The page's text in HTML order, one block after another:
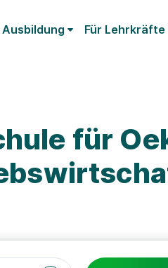
Ausbildung Für Lehrkräfte
für